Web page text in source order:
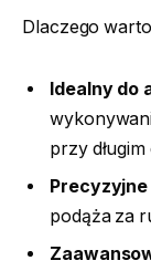
Dlaczego
Idealny do
przy
podąża za